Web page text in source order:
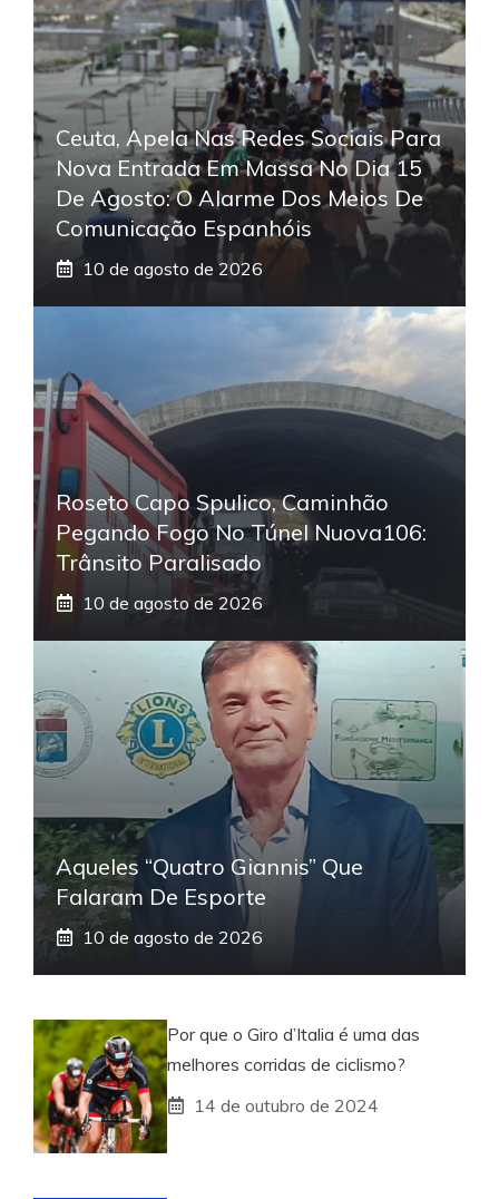
Ceuta, Apela Nas Redes Sociais Para
Nova Entrada Em Massa No Dia 15
De Agosto: O Alarme Dos Meios De
Comunicação Espanhóis
10 de agosto de 2026
Roseto Capo Spulico, Caminhão
Pegando Fogo No Túnel Nuova106:
Trânsito Paralisado
10 de agosto de 2026
Aqueles “quatro Giannis” Que
Falaram De Esporte
10 de agosto de 2026
Por que o Giro d’Italia é uma das
melhores corridas de ciclismo?
14 de outubro de 2024